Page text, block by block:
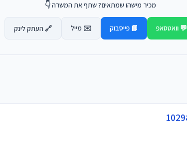
מכיר מישהו שמתאים? שתף את המשרה 👇
💬 וואטסאפ 📘 פייסבוק ✉️ מייל 🔗 העתק לינק